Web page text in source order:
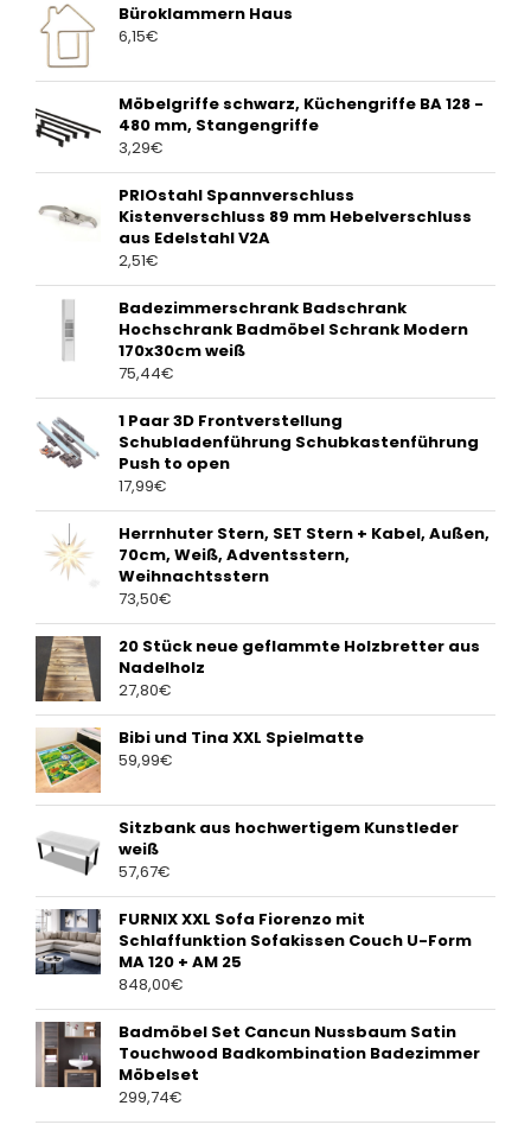
Büroklammern Haus
6,15€
Möbelgriffe schwarz, Küchengriffe BA 128 -
480 mm, Stangengriffe
3,29€
PRIOstahl Spannverschluss
Kistenverschluss 89 mm Hebelverschluss
aus Edelstahl V2A
2,51€
Badezimmerschrank Badschrank
Hochschrank Badmöbel Schrank Modern
170x30cm weiß
75,44€
1 Paar 3D Frontverstellung
Schubladenführung Schubkastenführung
Push to open
17,99€
Herrnhuter Stern, SET Stern + Kabel, Außen,
70cm, Weiß, Adventsstern,
Weihnachtsstern
73,50€
20 Stück neue geflammte Holzbretter aus
Nadelholz
27,80€
Bibi und Tina XXL Spielmatte
59,99€
Sitzbank aus hochwertigem Kunstleder
weiß
57,67€
FURNIX XXL Sofa Fiorenzo mit
Schlaffunktion Sofakissen Couch U-Form
MA 120 + AM 25
848,00€
Badmöbel Set Cancun Nussbaum Satin
Touchwood Badkombination Badezimmer
Möbelset
299,74€